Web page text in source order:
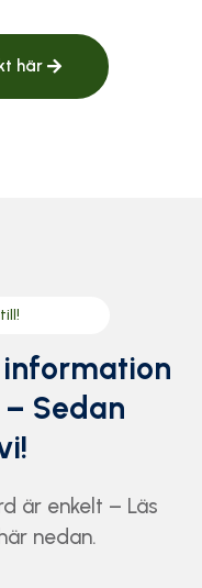
här
information
Sedan
är enkelt – Läs
nedan.